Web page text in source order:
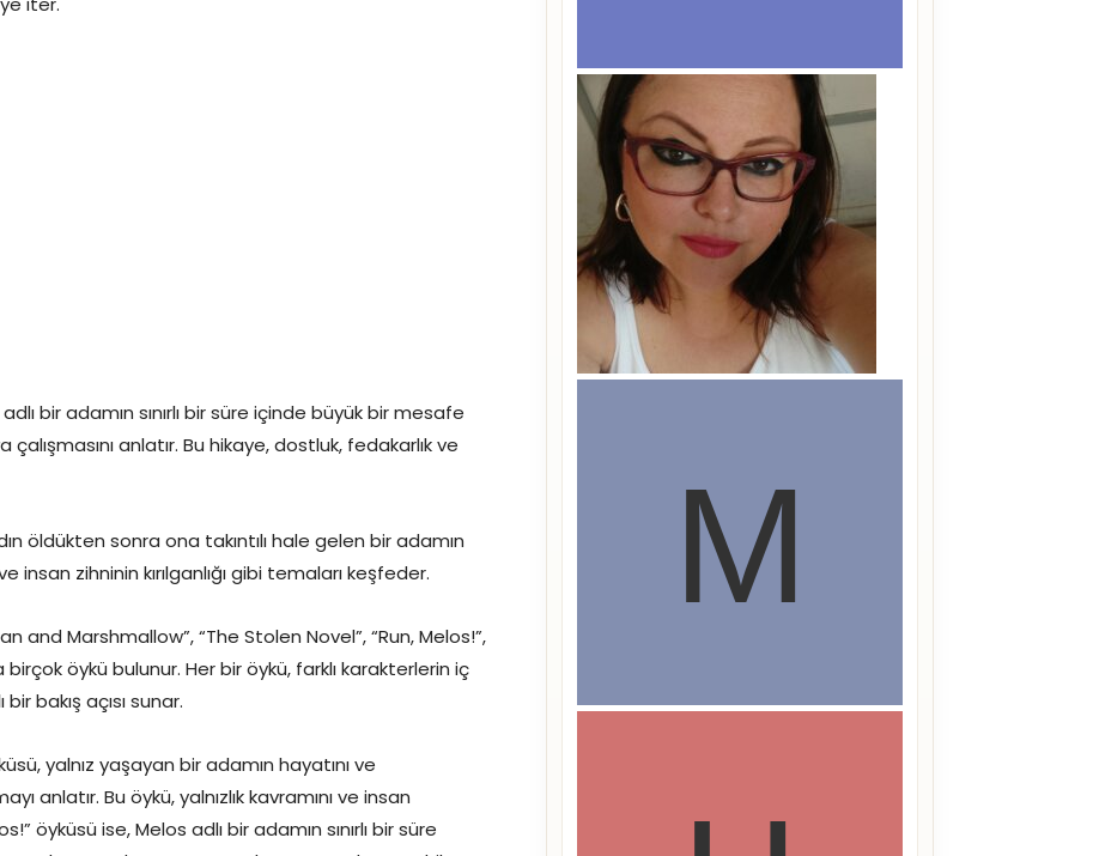
bir adamın sınırlı bir süre içinde büyük bir mesafe
anlatır. Bu hikaye, dostluk, fedakarlık ve
öldükten sonra ona takıntılı hale gelen bir adamın
insan zihninin kırılganlığı gibi temaları keşfeder.
and Marshmallow”, “The Stolen Novel”, “Run, Melos!”,
öykü bulunur. Her bir öykü, farklı karakterlerin iç
bakış açısı sunar.
yalnız yaşayan bir adamın hayatını ve
anlatır. Bu öykü, yalnızlık kavramını ve insan
öyküsü ise, Melos adlı bir adamın sınırlı bir süre